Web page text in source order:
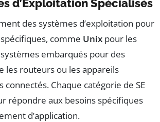
d’Exploitation Spécialisés
des systèmes d’exploitation pour
comme Unix pour les
embarqués pour des
les routeurs ou les appareils
Chaque catégorie de SE
répondre aux besoins spécifiques
d’application.